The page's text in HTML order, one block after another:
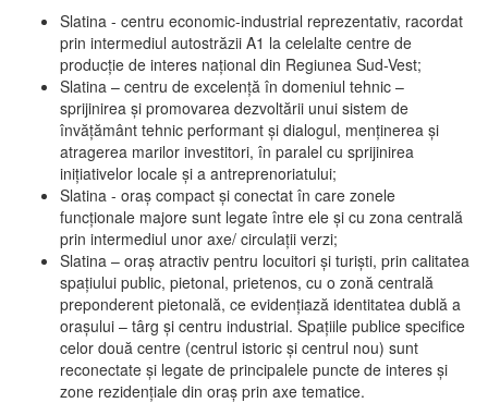
Slatina - centru economic-industrial reprezentativ, racordat
prin intermediul autostrăzii A1 la celelalte centre de
producţie de interes naţional din Regiunea Sud-Vest;
Slatina – centru de excelenţă în domeniul tehnic –
sprijinirea şi promovarea dezvoltării unui sistem de
învăţământ tehnic performant şi dialogul, menţinerea şi
atragerea marilor investitori, în paralel cu sprijinirea
iniţiativelor locale şi a antreprenoriatului;
Slatina - oraş compact şi conectat în care zonele
funcţionale majore sunt legate între ele şi cu zona centrală
prin intermediul unor axe/ circulații verzi;
Slatina – oraş atractiv pentru locuitori şi turişti, prin calitatea
spaţiului public, pietonal, prietenos, cu o zonă centrală
preponderent pietonală, ce evidenţiază identitatea dublă a
oraşului – târg şi centru industrial. Spaţiile publice specifice
celor două centre (centrul istoric şi centrul nou) sunt
reconectate şi legate de principalele puncte de interes şi
zone rezidenţiale din oraş prin axe tematice.